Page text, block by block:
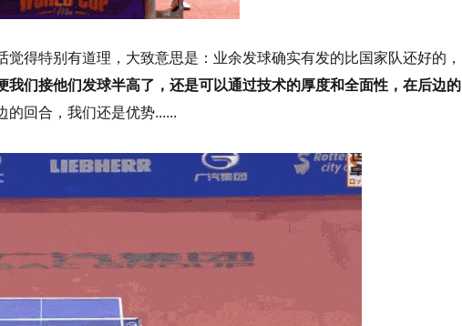
得特别有道理，大致意思是：业余发球确实有发的比国家队还好的，
我们接他们发球半高了，还是可以通过技术的厚度和全面性，在后边的
的回合，我们还是优势......